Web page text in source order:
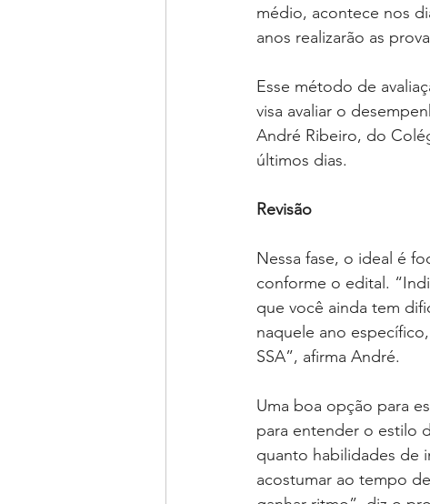
médio, acontece nos
anos realizarão as
Esse método de
visa avaliar o
André Ribeiro, do
últimos dias.
Revisão
Nessa fase, o ideal é
conforme o edital.
que você ainda tem
naquele ano
SSA”, afirma André.
Uma boa opção para
para entender o estilo
quanto habilidades de
acostumar ao tempo